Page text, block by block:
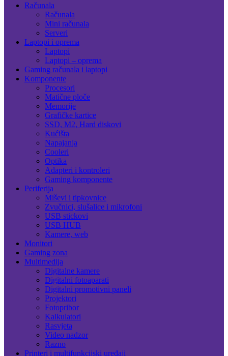
Računala
Računala
Mini računala
Serveri
Laptopi i oprema
Laptopi
Laptopi – oprema
Gaming računala i laptopi
Komponente
Procesori
Matične ploče
Memorije
Grafičke kartice
SSD, M2, Hard diskovi
Kućišta
Napajanja
Cooleri
Optika
Adapteri i kontroleri
Gaming komponente
Periferija
Miševi i tipkovnice
Zvučnici, slušalice i mikrofoni
USB stickovi
USB HUB
Kamere, web
Monitori
Gaming zona
Multimedija
Digitalne kamere
Digitalni fotoaparati
Digitalni promotivni paneli
Projektori
Fotopribor
Kalkulatori
Rasvjeta
Video nadzor
Razno
Printeri i multifunkcijski uređaji